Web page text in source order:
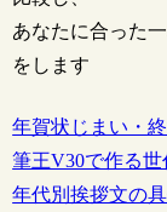
あなたに合った
をします
年賀状じまい・
筆王V30で作る
年代別挨拶文の